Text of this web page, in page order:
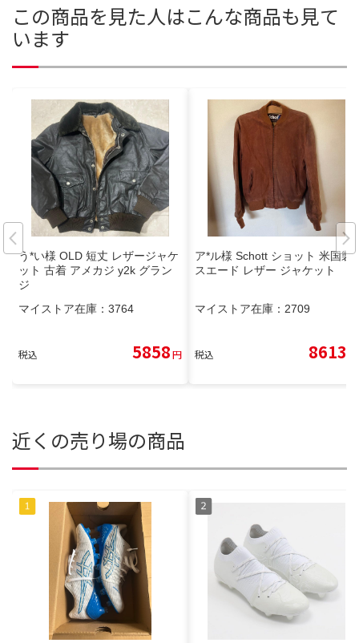
この商品を見た人はこんな商品も見て
います
う*い様 OLD 短丈 レザージャケ
ット 古着 アメカジ y2k グラン
ジ
マイストア在庫： 3764
税込 5858円
ア*ル様 Schott ショット 米国製
スエード レザー ジャケット
マイストア在庫： 2709
税込 8613
近くの売り場の商品